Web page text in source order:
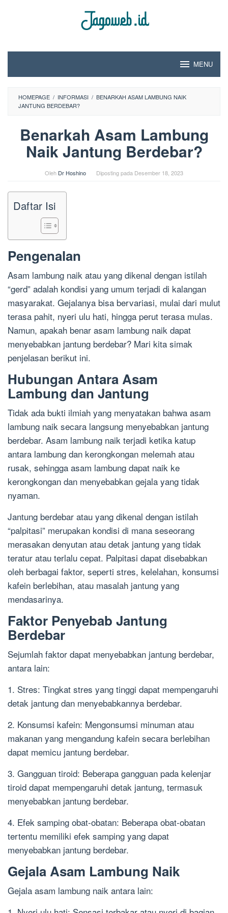
MENU
HOMEPAGE / INFORMASI / BENARKAH ASAM LAMBUNG NAIK
JANTUNG BERDEBAR?
Benarkah Asam Lambung
Naik Jantung Berdebar?
Oleh Dr Hoshino Diposting pada Desember 18, 2023
Daftar Isi
Pengenalan
Asam lambung naik atau yang dikenal dengan istilah
“gerd” adalah kondisi yang umum terjadi di kalangan
masyarakat. Gejalanya bisa bervariasi, mulai dari mulut
terasa pahit, nyeri ulu hati, hingga perut terasa mulas.
Namun, apakah benar asam lambung naik dapat
menyebabkan jantung berdebar? Mari kita simak
penjelasan berikut ini.
Hubungan Antara Asam
Lambung dan Jantung
Tidak ada bukti ilmiah yang menyatakan bahwa asam
lambung naik secara langsung menyebabkan jantung
berdebar. Asam lambung naik terjadi ketika katup
antara lambung dan kerongkongan melemah atau
rusak, sehingga asam lambung dapat naik ke
kerongkongan dan menyebabkan gejala yang tidak
nyaman.
Jantung berdebar atau yang dikenal dengan istilah
“palpitasi” merupakan kondisi di mana seseorang
merasakan denyutan atau detak jantung yang tidak
teratur atau terlalu cepat. Palpitasi dapat disebabkan
oleh berbagai faktor, seperti stres, kelelahan, konsumsi
kafein berlebihan, atau masalah jantung yang
mendasarinya.
Faktor Penyebab Jantung
Berdebar
Sejumlah faktor dapat menyebabkan jantung berdebar,
antara lain:
1. Stres: Tingkat stres yang tinggi dapat mempengaruhi
detak jantung dan menyebabkannya berdebar.
2. Konsumsi kafein: Mengonsumsi minuman atau
makanan yang mengandung kafein secara berlebihan
dapat memicu jantung berdebar.
3. Gangguan tiroid: Beberapa gangguan pada kelenjar
tiroid dapat mempengaruhi detak jantung, termasuk
menyebabkan jantung berdebar.
4. Efek samping obat-obatan: Beberapa obat-obatan
tertentu memiliki efek samping yang dapat
menyebabkan jantung berdebar.
Gejala Asam Lambung Naik
Gejala asam lambung naik antara lain: